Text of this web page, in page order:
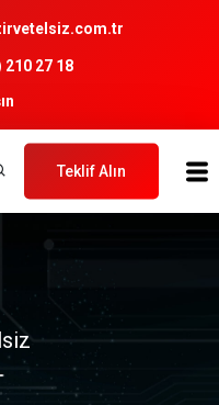
210 27 18
Teklif Alın